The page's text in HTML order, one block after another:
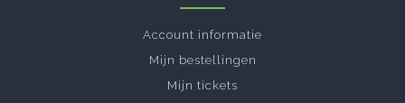
Account informatie
Mijn bestellingen
Mijn tickets